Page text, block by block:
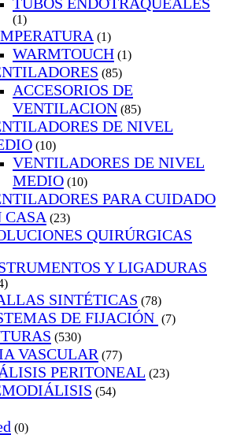
(1)
(1)
WARMTOUCH (1)
(85)
ACCESORIOS DE
VENTILACION (85)
DE NIVEL
(10)
VENTILADORES DE NIVEL
MEDIO (10)
PARA CUIDADO
CASA (23)
QUIRÚRGICAS
Y LIGADURAS
SINTÉTICAS (78)
DE FIJACIÓN (7)
(530)
VASCULAR (77)
PERITONEAL (23)
(54)
(0)